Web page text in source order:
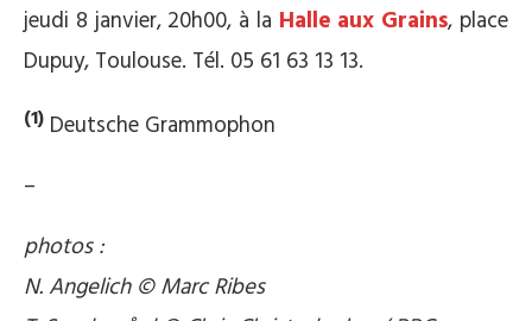
jeudi 8 janvier, 20h00, à la Halle aux Grains, place
Dupuy, Toulouse. Tél. 05 61 63 13 13.
(1) Deutsche Grammophon
–
photos :
N. Angelich © Marc Ribes